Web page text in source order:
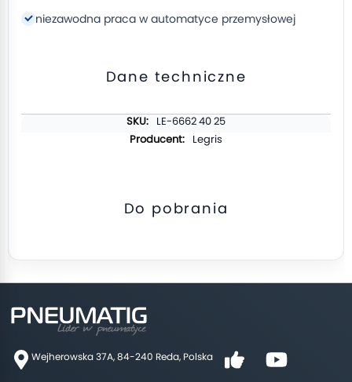
niezawodna praca w automatyce przemysłowej
Dane techniczne
LE-6662 40 25
Legris
Do pobrania
Wejherowska 37A, 84-240 Reda, Polska